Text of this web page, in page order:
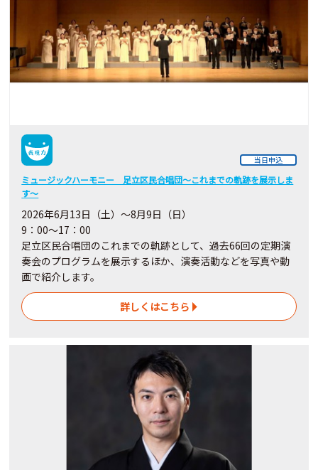
当日申込
ミュージックハーモニー 足立区民合唱団～これまでの軌跡を展示しま
す～
2026年6月13日（土）～8月9日（日）
9：00～17：00
足立区民合唱団のこれまでの軌跡として、過去66回の定期演
奏会のプログラムを展示するほか、演奏活動などを写真や動
画で紹介します。
詳しくはこちら